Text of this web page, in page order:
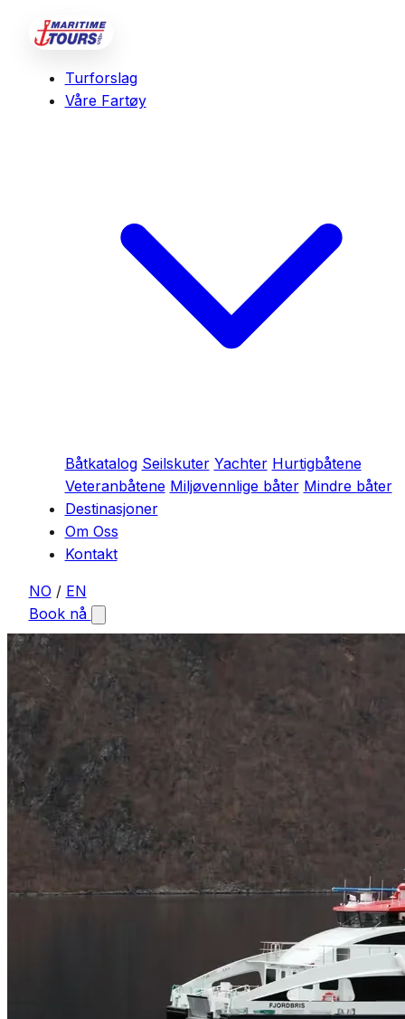
Turforslag
Våre Fartøy
Båtkatalog Seilskuter Yachter Hurtigbåtene
Veteranbåtene Miljøvennlige båter Mindre båter
Destinasjoner
Om Oss
Kontakt
NO / EN
Book nå